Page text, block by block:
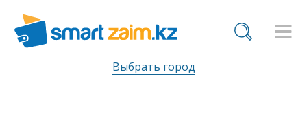
Выбрать город